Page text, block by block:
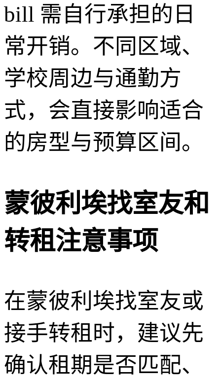
bill 需自行承担的日
常开销。不同区域、
学校周边与通勤方
式，会直接影响适合
的房型与预算区间。
蒙彼利埃找室友和
转租注意事项
在蒙彼利埃找室友或
接手转租时，建议先
确认租期是否匹配、